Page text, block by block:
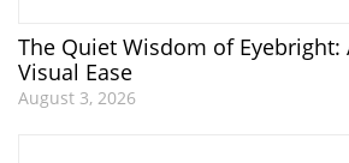
The Quiet Wisdom of Eyebright:
Visual Ease
August 3, 2026